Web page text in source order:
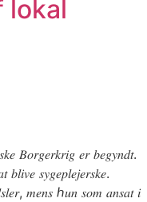
𝐵𝑜𝑟𝑔𝑒𝑟𝑘𝑟𝑖𝑔 𝑒𝑟 𝑏𝑒𝑔𝑦𝑛𝑑𝑡.
𝑏𝑙𝑖𝑣𝑒 𝑠𝑦𝑔𝑒𝑝𝑙𝑒𝑗𝑒𝑟𝑠𝑘𝑒.
𝑚𝑒𝑛𝑠 ℎ𝑢𝑛 𝑠𝑜𝑚 𝑎𝑛𝑠𝑎𝑡 𝑖